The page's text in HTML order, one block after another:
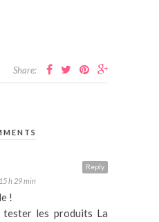
Share:
Reply
h 29 min
!
tester les produits La